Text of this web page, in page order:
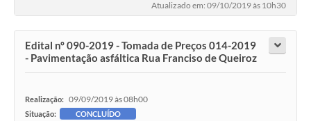
Atualizado em: 09/10/2019 às 10h30
Edital nº 090-2019 - Tomada de Preços 014-2019
- Pavimentação asfáltica Rua Franciso de Queiroz
Realização: 09/09/2019 às 08h00
Situação: CONCLUÍDO